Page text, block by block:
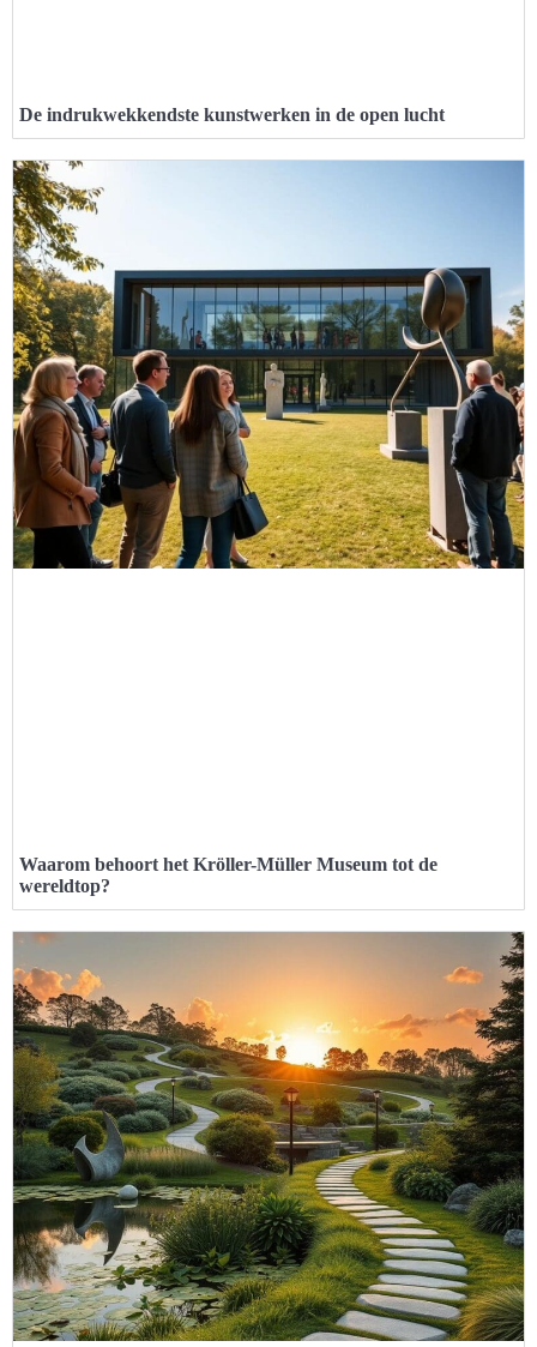
De indrukwekkendste kunstwerken in de open lucht
Waarom behoort het Kröller-Müller Museum tot de
wereldtop?